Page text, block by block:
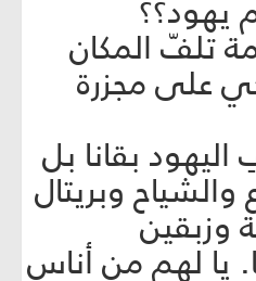
يهود؟؟
تلفّ المكان
على مجزرة
بقانا بل
والشياح وبريتال
وزبقين
يا لهم من أناس